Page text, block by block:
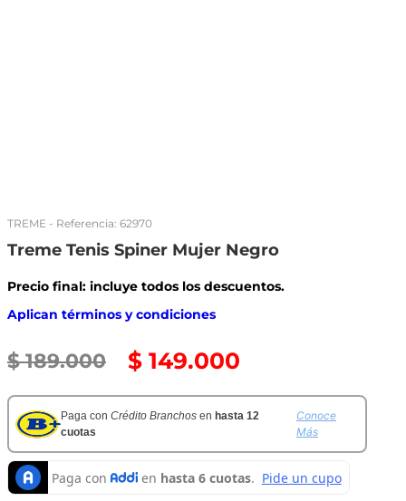
TREME - Referencia: 62970
Treme Tenis Spiner Mujer Negro
Precio final: incluye todos los descuentos.
Aplican términos y condiciones
$ 189.000 $ 149.000
Paga con Crédito Branchos en hasta 12
cuotas
Conoce
Más